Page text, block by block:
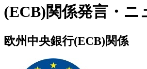
(ECB)関係発言・ニ
欧州中央銀行(ECB)関係